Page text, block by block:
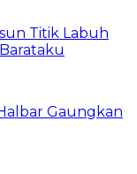
Titik Labuh
Gaungkan